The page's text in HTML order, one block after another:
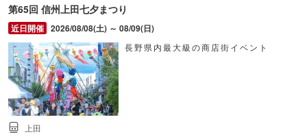
第65回 信州上田七夕まつり
2026/08/08(土) ～ 08/09(日)
長野県内最大級の商店街イベント
上田